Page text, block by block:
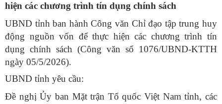
hiện các chương trình tín dụng chính sách
UBND tỉnh ban hành Công văn Chỉ đạo tập trung huy
động nguồn vốn để thực hiện các chương trình tín
dụng chính sách (Công văn số 1076/UBND-KTTH
ngày 05/5/2026).
UBND tỉnh yêu cầu:
Đề nghị Ủy ban Mặt trận Tổ quốc Việt Nam tỉnh, các